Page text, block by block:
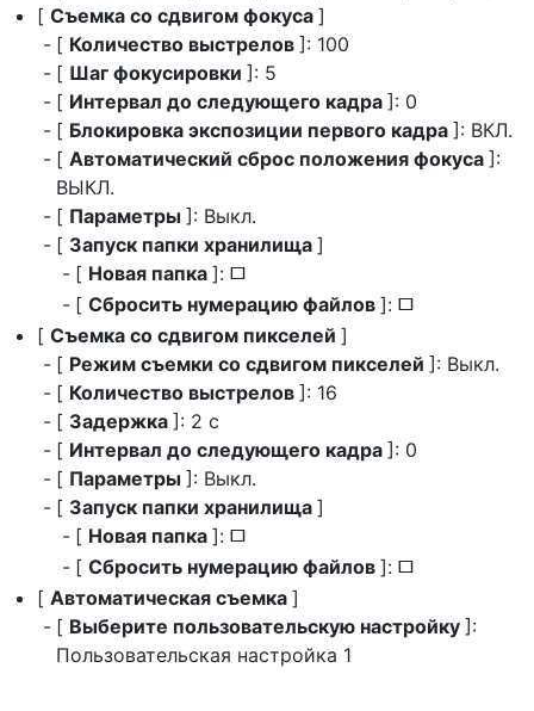
[ Съемка со сдвигом фокуса ]
[ Количество выстрелов ]: 100
[ Шаг фокусировки ]: 5
[ Интервал до следующего кадра ]: 0
[ Блокировка экспозиции первого кадра ]: ВКЛ.
[ Автоматический сброс положения фокуса ]:
ВЫКЛ.
[ Параметры ]: Выкл.
[ Запуск папки хранилища ]
[ Новая папка ]: U
[ Сбросить нумерацию файлов ]: U
[ Съемка со сдвигом пикселей ]
[ Режим съемки со сдвигом пикселей ]: Выкл.
[ Количество выстрелов ]: 16
[ Задержка ]: 2 с
[ Интервал до следующего кадра ]: 0
[ Параметры ]: Выкл.
[ Запуск папки хранилища ]
[ Новая папка ]: U
[ Сбросить нумерацию файлов ]: U
[ Автоматическая съемка ]
[ Выберите пользовательскую настройку ]:
Пользовательская настройка 1